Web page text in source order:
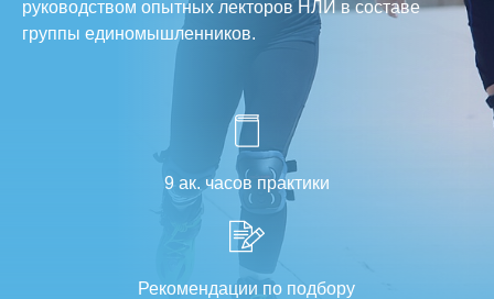
руководством опытных лекторов НЛИ в составе
группы единомышленников.
9 ак. часов практики
Рекомендации по подбору